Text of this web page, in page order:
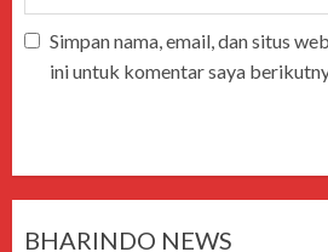
Simpan nama, email, dan situs
ini untuk komentar saya
BHARINDO NEWS